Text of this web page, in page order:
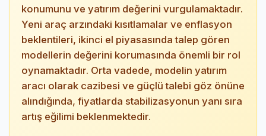
konumunu ve yatırım değerini vurgulamaktadır.
Yeni araç arzındaki kısıtlamalar ve enflasyon
beklentileri, ikinci el piyasasında talep gören
modellerin değerini korumasında önemli bir rol
oynamaktadır. Orta vadede, modelin yatırım
aracı olarak cazibesi ve güçlü talebi göz önüne
alındığında, fiyatlarda stabilizasyonun yanı sıra
artış eğilimi beklenmektedir.